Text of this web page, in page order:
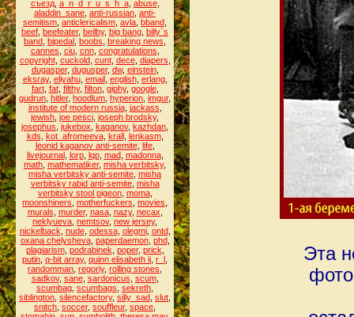
съезд, a_n_d_r_u_s_h_a, abuse,
aladdin_sane anti-russian anti-
semitism anticlericalism avla bband
beef beefeater, beilby, big bang billy`s
band bipedal boobs breaking news
cannes ciu, cnn, congratulations
copyright, cuckold, cunt, dece, diapers
dugasper, dugusper, dw, einstein,
eksray, eliyahu, email, english, erlang,
fart, fat, filthy, filton, giphy, google,
gudrun hitler, hoodlum hyperion imgur,
institute of modern russia, jackass
jewish joe pesci joseph brodsky,
josephus jukebox kaganov, kazhdan
kds kot_afromeeva, krall, lenkasm,
leonid kaganov anti-semite, life,
livejournal, lorp, lqp, mad, madonna,
math mathematiker, misha verbitsky,
misha verbitsky anti-semite misha
verbitsky rabid anti-semite, misha
verbitsky stool pigeon, moma,
moonshiners motherfuckers movies
murals murder, nasa, nazy, necax
neklyueva nemtsov, new jersey,
nickelback nude, odessa, olegmi, ontd,
oxana chelysheva, paperdaemon, phd,
plagiarism, podrabinek poper, prick
putin q-bit array, quinn elisabeth ii r_l
randomman regoriy, rolling stones
sadkov, sane, sardonicus scum,
scumbag scumbags sekreth
siblington silencefactory, silly_sad slut
snitch soccer, souffleur, space
Эта